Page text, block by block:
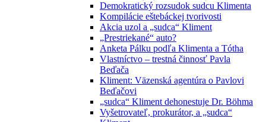
Demokratický rozsudok sudcu Klimenta
Kompilácie eštebáckej tvorivosti
Akcia uzol a „sudca“ Kliment
„Prestriekané“ auto?
Anketa Pálku podľa Klimenta a Tótha
Vlastníctvo – trestná činnosť Pavla
Beďača
Kliment: Väzenská agentúra o Pavlovi
Beďačovi
„sudca“ Kliment dehonestuje Dr. Böhma
Vyšetrovateľ, prokurátor, a „sudca“